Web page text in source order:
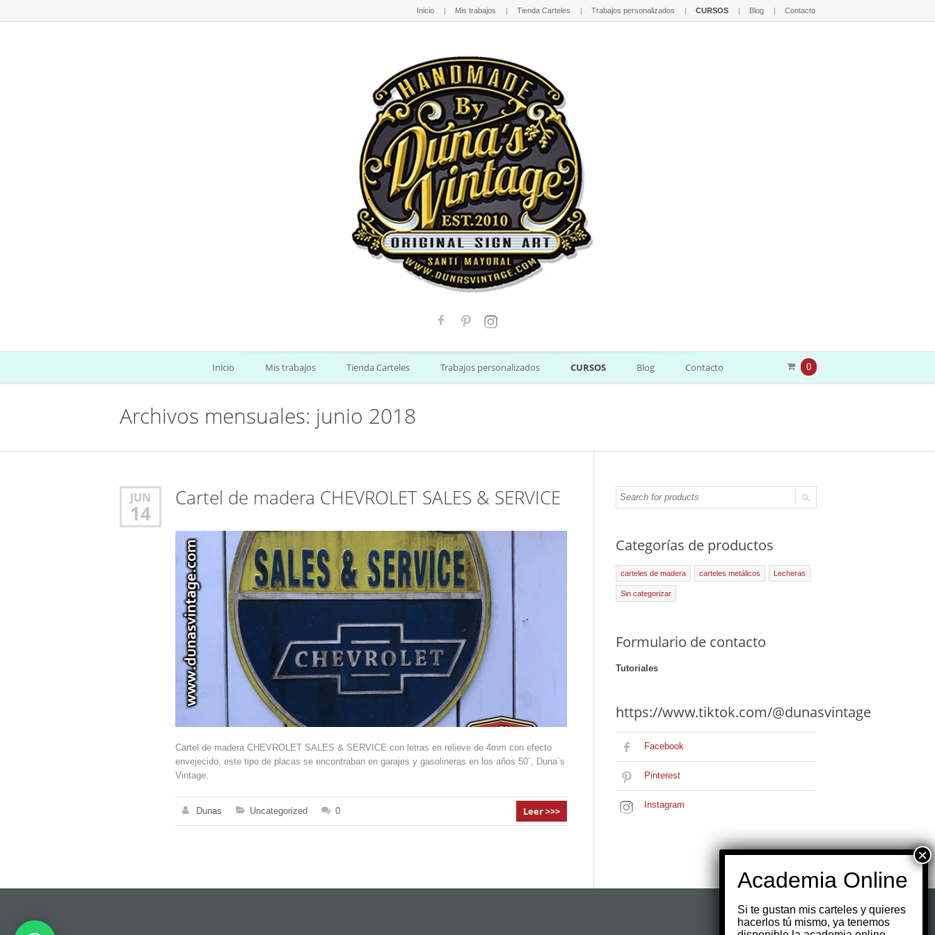
Inicio Mis trabajos Tienda Carteles Trabajos personalizados CURSOS Blog Contacto
0
Inicio Mis trabajos Tienda Carteles Trabajos personalizados CURSOS Blog Contacto
Archivos mensuales: junio 2018
JUN
14
Cartel de madera CHEVROLET SALES & SERVICE
Cartel de madera CHEVROLET SALES & SERVICE con letras en relieve de 4mm con efecto
envejecido, este tipo de placas se encontraban en garajes y gasolineras en los años 50´, Duna´s
Vintage.
Dunas Uncategorized 0 Leer >>>
Categorías de productos
carteles de madera carteles metálicos Lecheras
Sin categorizar
Formulario de contacto
Tutoriales
https://www.tiktok.com/@dunasvintage
Facebook
Pinterest
Instagram
Si te gustan mis carteles y quieres
hacerlos tú mismo, ya tenemos